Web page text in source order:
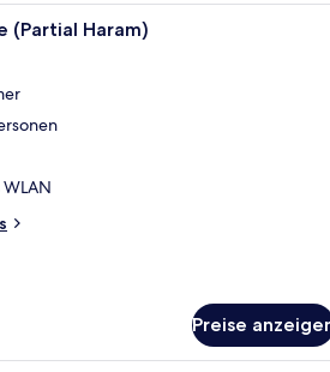
Ein Hotelzimmer mit
(Partial Haram)
Preise